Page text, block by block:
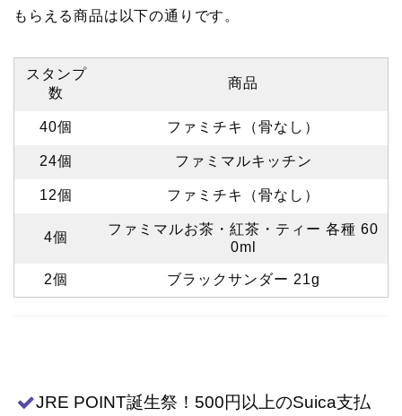
もらえる商品は以下の通りです。
スタンプ
数
商品
40個 ファミチキ（骨なし）
24個 ファミマルキッチン
12個 ファミチキ（骨なし）
4個
ファミマルお茶・紅茶・ティー 各種 60
0ml
2個 ブラックサンダー 21g
JRE POINT誕生祭！500円以上のSuica支払